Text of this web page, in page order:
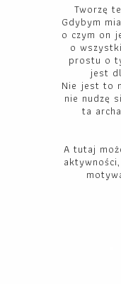
Tworzę
Gdybym
o czym on
o
prostu o
jest
Nie jest to
nie nudzę
ta
A tutaj